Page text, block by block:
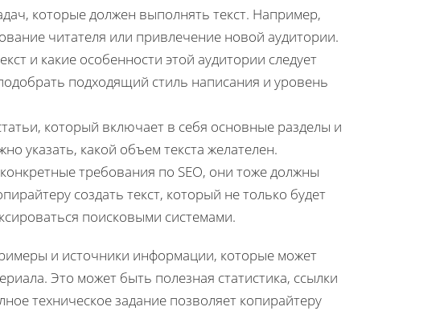
которые должен выполнять текст. Например,
читателя или привлечение новой аудитории.
и какие особенности этой аудитории следует
подходящий стиль написания и уровень
который включает в себя основные разделы и
указать, какой объем текста желателен.
требования по SEO, они тоже должны
создать текст, который не только будет
поисковыми системами.
и источники информации, которые может
Это может быть полезная статистика, ссылки
техническое задание позволяет копирайтеру